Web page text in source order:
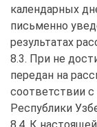
календарных
письменно
результатах
8.3. При не
передан на
соответствии
Республики